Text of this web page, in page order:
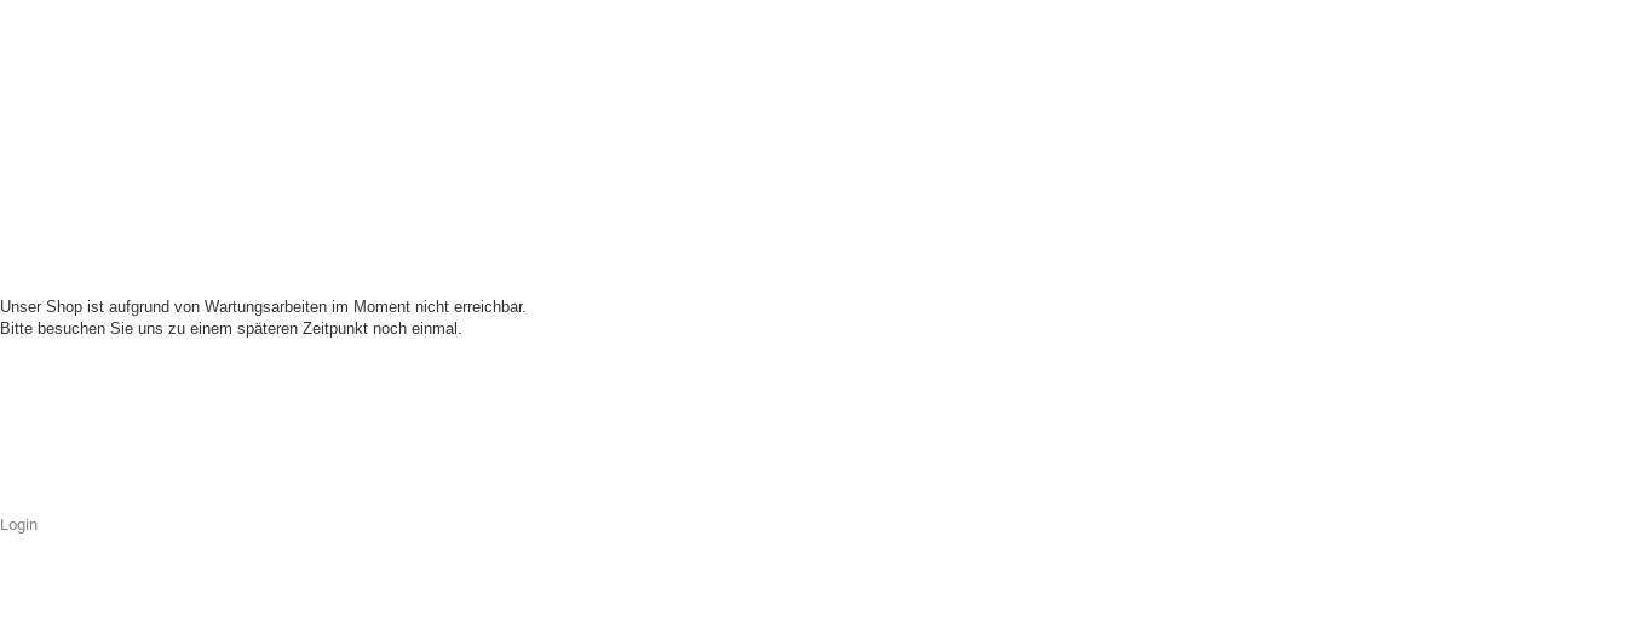
Unser Shop ist aufgrund von Wartungsarbeiten im Moment nicht erreichbar.
Bitte besuchen Sie uns zu einem späteren Zeitpunkt noch einmal.
Login